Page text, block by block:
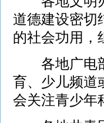
道德建设密切
的社会功用，
各地广电部
育、少儿频道
会关注青少年